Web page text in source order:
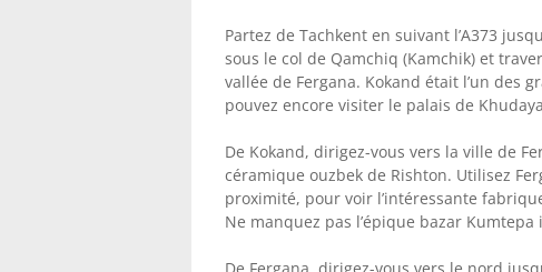
Partez de Tachkent en suivant l’A373
sous le col de Qamchiq (Kamchik) et
vallée de Fergana. Kokand était l’un des
pouvez encore visiter le palais de
De Kokand, dirigez-vous vers la ville de
céramique ouzbek de Rishton. Utilisez
proximité, pour voir l’intéressante
Ne manquez pas l’épique bazar
De Fergana, dirigez-vous vers le nord